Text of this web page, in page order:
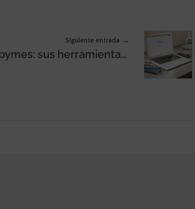
Siguiente entrada
Google para pymes: sus herramientas gratuitas para subir ventas